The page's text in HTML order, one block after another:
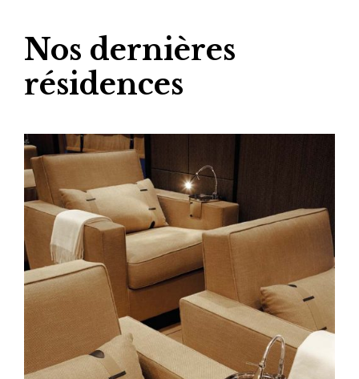
Nos dernières
résidences